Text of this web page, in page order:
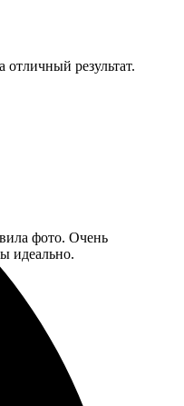
результат.
фото. Очень
идеально.